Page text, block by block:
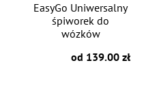
EasyGo Uniwersalny
śpiworek do
wózków
od 139.00 zł